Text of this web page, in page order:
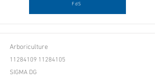
FdS
Arboriculture
11284109 11284105
SIGMA DG